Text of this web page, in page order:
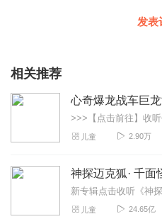
发表
相关推荐
儿童 2.90万
儿童 24.65亿